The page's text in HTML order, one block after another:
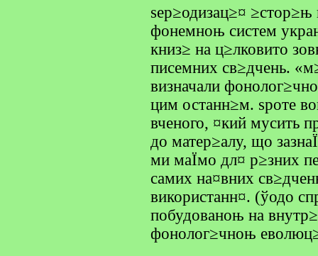
ѕер≥одизац≥¤ ≥стор≥њ
фонемноњ систем
книз≥ на ц≥лковито
писемних св≥дчень.
визначали
цим останн≥м. ѕроте
вченого, ¤кий мусить
до матер≥алу, що
ми маЇмо дл¤ р≥зних
самих на¤вних
використанн¤. (ўодо
побудованоњ на
фонолог≥чноњ